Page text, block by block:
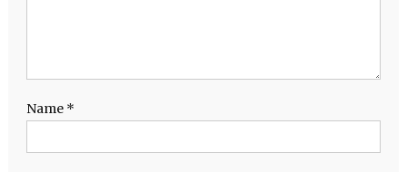
Name *